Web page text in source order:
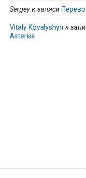
Sergey к записи
Vitaly Kovalyshyn к
Asterisk